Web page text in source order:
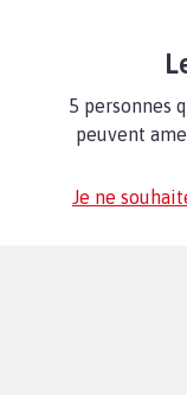
5 personnes
peuvent
Je ne